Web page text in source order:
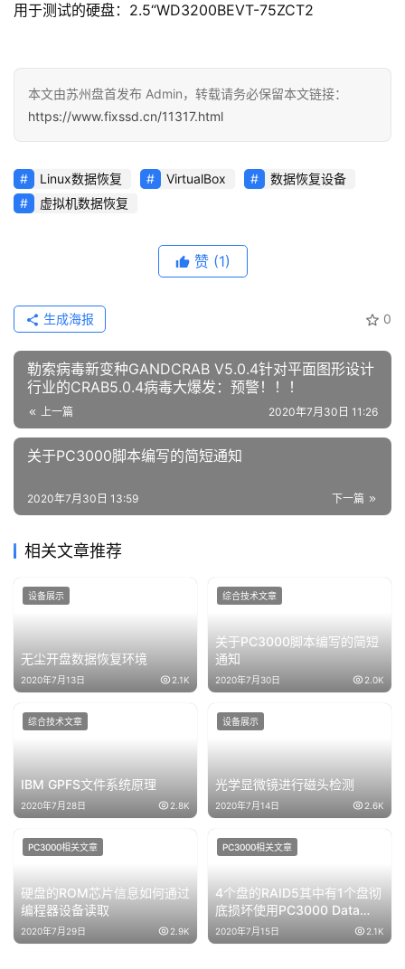
用于测试的硬盘：2.5“WD3200BEVT-75ZCT2
本文由苏州盘首发布 Admin，转载请务必保留本文链接：
https://www.fixssd.cn/11317.html
Linux数据恢复 VirtualBox
数据恢复设备
虚拟机数据恢复
赞 (1)
0
生成海报
勒索病毒新变种GANDCRAB V5.0.4针对平面图形设计
行业的CRAB5.0.4病毒大爆发：预警！！！
上一篇 2020年7月30日 11:26
关于PC3000脚本编写的简短通知
下一篇
2020年7月30日 13:59
相关文章推荐
无尘开盘数据恢复环境
2020年7月13日 2.1K
设备展示
关于PC3000脚本编写的简短
通知
2020年7月30日 2.0K
综合技术文章
IBM GPFS文件系统原理
2020年7月28日 2.8K
综合技术文章
光学显微镜进行磁头检测
2020年7月14日 2.6K
设备展示
硬盘的ROM芯片信息如何通过
编程器设备读取
2020年7月29日 2.9K
PC3000相关文章
4个盘的RAID5其中有1个盘彻
底损坏使用PC3000 Data
Extractor RAID Edition版进行
恢复
2020年7月15日 2.1K
PC3000相关文章